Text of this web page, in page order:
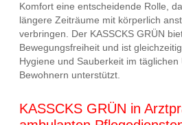
Komfort eine entscheidende Rolle,
längere Zeiträume mit körperlich
verbringen. Der KASSCKS GRÜN
Bewegungsfreiheit und ist
Hygiene und Sauberkeit im täglichen
Bewohnern unterstützt.
KASSCKS GRÜN in